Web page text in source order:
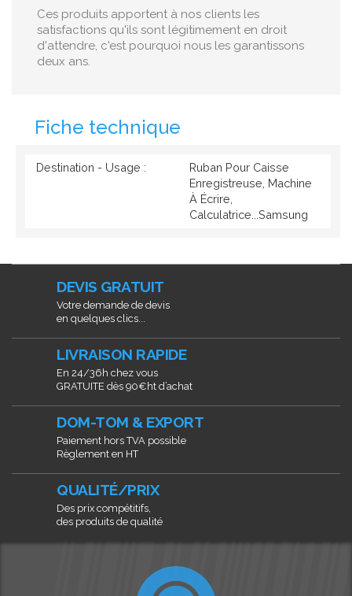
Ces produits apportent à nos clients les
satisfactions qu'ils sont légitimement en droit
d'attendre, c'est pourquoi nous les garantissons
deux ans.
Fiche technique
Destination - Usage :
Ruban Pour Caisse
Enregistreuse, Machine
À Écrire,
Calculatrice...Samsung
DEVIS GRATUIT
Votre demande de devis
en quelques clics...
LIVRAISON RAPIDE
En 24/36h chez vous
GRATUITE dès 90€ht d’achat
DOM-TOM & EXPORT
Paiement hors TVA possible
Règlement en HT
QUALITÉ/PRIX
Des prix compétitifs,
des produits de qualité